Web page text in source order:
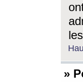
»